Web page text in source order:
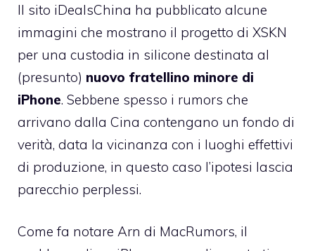
Il sito iDealsChina ha pubblicato alcune
immagini che mostrano il progetto di XSKN
per una custodia in silicone destinata al
(presunto) nuovo fratellino minore di
iPhone. Sebbene spesso i rumors che
arrivano dalla Cina contengano un fondo di
verità, data la vicinanza con i luoghi effettivi
di produzione, in questo caso l’ipotesi lascia
parecchio perplessi.
Come fa notare Arn di MacRumors, il